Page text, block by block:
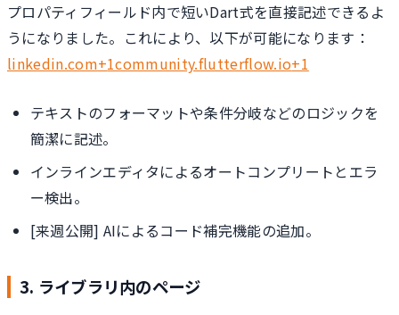
プロパティフィールド内で短いDart式を直接記述できるよ
うになりました。これにより、以下が可能になります：
linkedin.com+1community.flutterflow.io+1
テキストのフォーマットや条件分岐などのロジックを
簡潔に記述。
インラインエディタによるオートコンプリートとエラ
ー検出。
[来週公開] AIによるコード補完機能の追加。
3. ライブラリ内のページ